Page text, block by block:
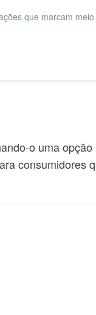
que marcam
o uma